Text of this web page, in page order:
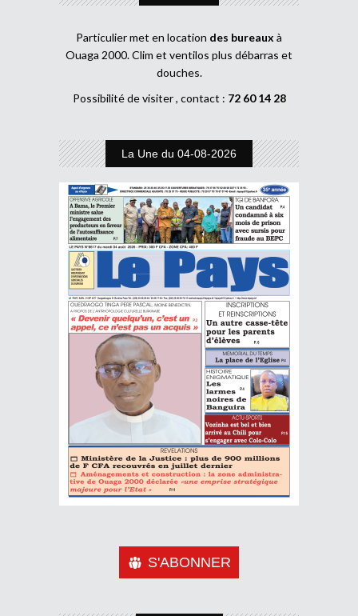
Particulier met en location des bureaux à
Ouaga 2000. Clim et ventilos plus débarras et
douches.
Possibilité de visiter , contact : 72 60 14 28
La Une du 04-08-2026
S'ABONNER